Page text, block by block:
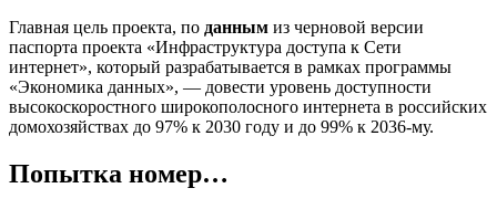
Главная цель проекта, по данным из черновой версии
паспорта проекта «Инфраструктура доступа к Сети
интернет», который разрабатывается в рамках программы
«Экономика данных», — довести уровень доступности
высокоскоростного широкополосного интернета в российских
домохозяйствах до 97% к 2030 году и до 99% к 2036-му.
Попытка номер…